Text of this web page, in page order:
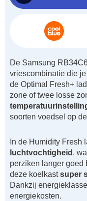
De Samsung
vriescombinatie die
de Optimal Fresh+
zone of twee losse
soorten voedsel op
In de Humidity Fresh
luchtvochtigheid ,
perziken langer goed
deze koelkastsuper
Dankzij
energiekosten.